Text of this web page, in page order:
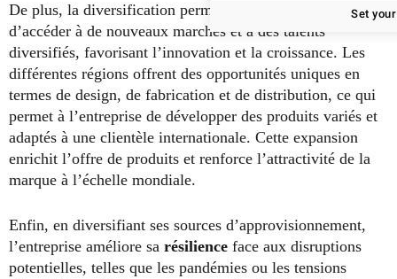
De plus, la diversification permet à Build-A-Bear
d’accéder à de nouveaux marchés et à des talents
diversifiés, favorisant l’innovation et la croissance. Les
différentes régions offrent des opportunités uniques en
termes de design, de fabrication et de distribution, ce qui
permet à l’entreprise de développer des produits variés et
adaptés à une clientèle internationale. Cette expansion
enrichit l’offre de produits et renforce l’attractivité de la
marque à l’échelle mondiale.
Enfin, en diversifiant ses sources d’approvisionnement,
l’entreprise améliore sa résilience face aux disruptions
potentielles, telles que les pandémies ou les tensions
Set